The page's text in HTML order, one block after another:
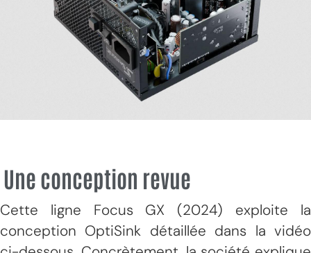
Une conception revue
Cette ligne Focus GX (2024) exploite la
conception OptiSink détaillée dans la vidéo